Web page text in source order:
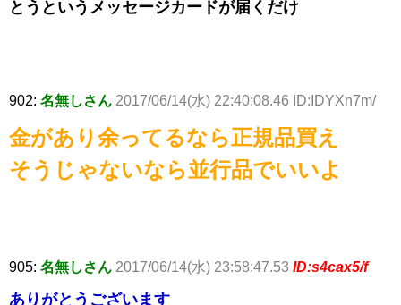
とうというメッセージカードが届くだけ
902: 名無しさん 2017/06/14(水) 22:40:08.46 ID:IDYXn7m/
金があり余ってるなら正規品買え
そうじゃないなら並行品でいいよ
905: 名無しさん 2017/06/14(水) 23:58:47.53 ID:s4cax5/f
ありがとうございます